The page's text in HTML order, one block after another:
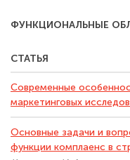
ФУНКЦИОНАЛЬНЫЕ
СТАТЬЯ
Современные
маркетинговых
Основные задачи и
функции комплаенс в